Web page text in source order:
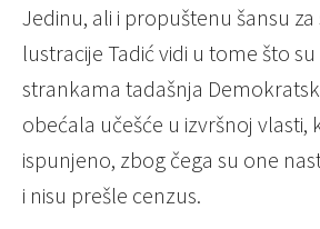
Jedinu, ali i propuštenu šansu
lustracije Tadić vidi u tome što
strankama tadašnja
obećala učešće u izvršnoj vlasti,
ispunjeno, zbog čega su one
i nisu prešle cenzus.